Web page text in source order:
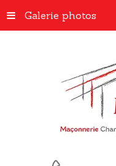
Galerie photos